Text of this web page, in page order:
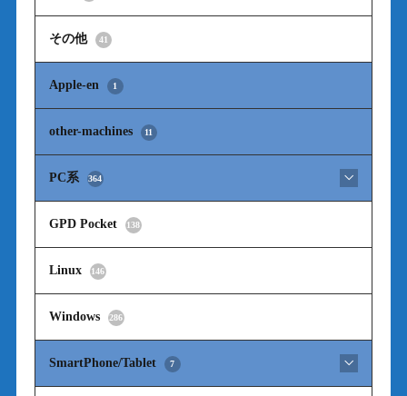
その他 41
Apple-en 1
other-machines 11
PC系 364
GPD Pocket 138
Linux 146
Windows 286
SmartPhone/Tablet 7